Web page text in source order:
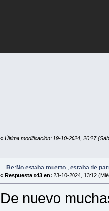
« Última modificación: 19-10-2024, 20:27
Re:No estaba muerto , estaba de
« Respuesta #43 en: 23-10-2024, 13:12
De nuevo